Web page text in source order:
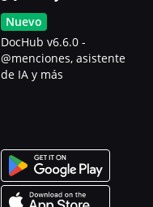
Nuevo
DocHub v6.6.0 -
@menciones, asistente
de IA y más